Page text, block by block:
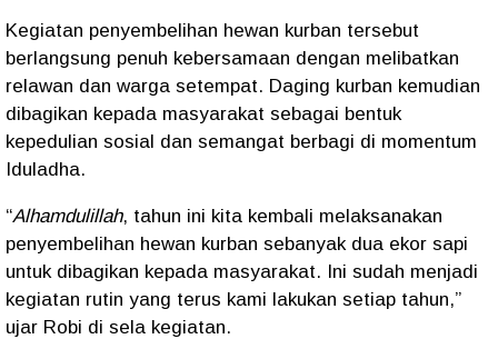
Kegiatan penyembelihan hewan kurban tersebut
berlangsung penuh kebersamaan dengan melibatkan
relawan dan warga setempat. Daging kurban kemudian
dibagikan kepada masyarakat sebagai bentuk
kepedulian sosial dan semangat berbagi di momentum
Iduladha.
“Alhamdulillah, tahun ini kita kembali melaksanakan
penyembelihan hewan kurban sebanyak dua ekor sapi
untuk dibagikan kepada masyarakat. Ini sudah menjadi
kegiatan rutin yang terus kami lakukan setiap tahun,”
ujar Robi di sela kegiatan.